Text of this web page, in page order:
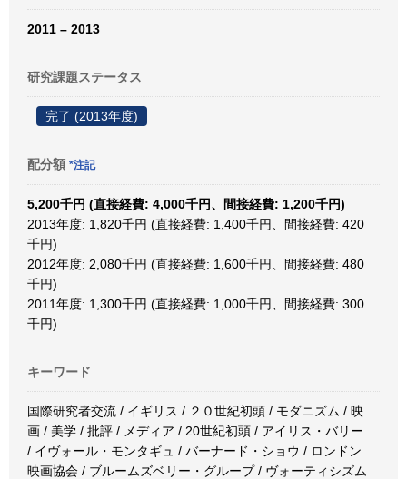
2011 – 2013
研究課題ステータス
完了 (2013年度)
配分額 *注記
5,200千円 (直接経費: 4,000千円、間接経費: 1,200千円)
2013年度: 1,820千円 (直接経費: 1,400千円、間接経費: 420
千円)
2012年度: 2,080千円 (直接経費: 1,600千円、間接経費: 480
千円)
2011年度: 1,300千円 (直接経費: 1,000千円、間接経費: 300
千円)
キーワード
国際研究者交流 / イギリス / ２０世紀初頭 / モダニズム / 映
画 / 美学 / 批評 / メディア / 20世紀初頭 / アイリス・バリー
/ イヴォール・モンタギュ / バーナード・ショウ / ロンドン
映画協会 / ブルームズベリー・グループ / ヴォーティシズム